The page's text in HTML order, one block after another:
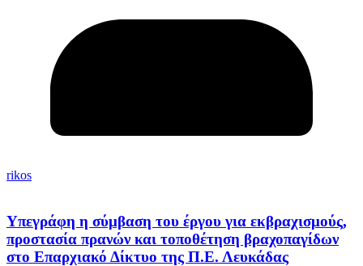
rikos
Υπεγράφη η σύμβαση του έργου για εκβραχισμούς,
προστασία πρανών και τοποθέτηση βραχοπαγίδων
στο Επαρχιακό Δίκτυο της Π.Ε. Λευκάδας